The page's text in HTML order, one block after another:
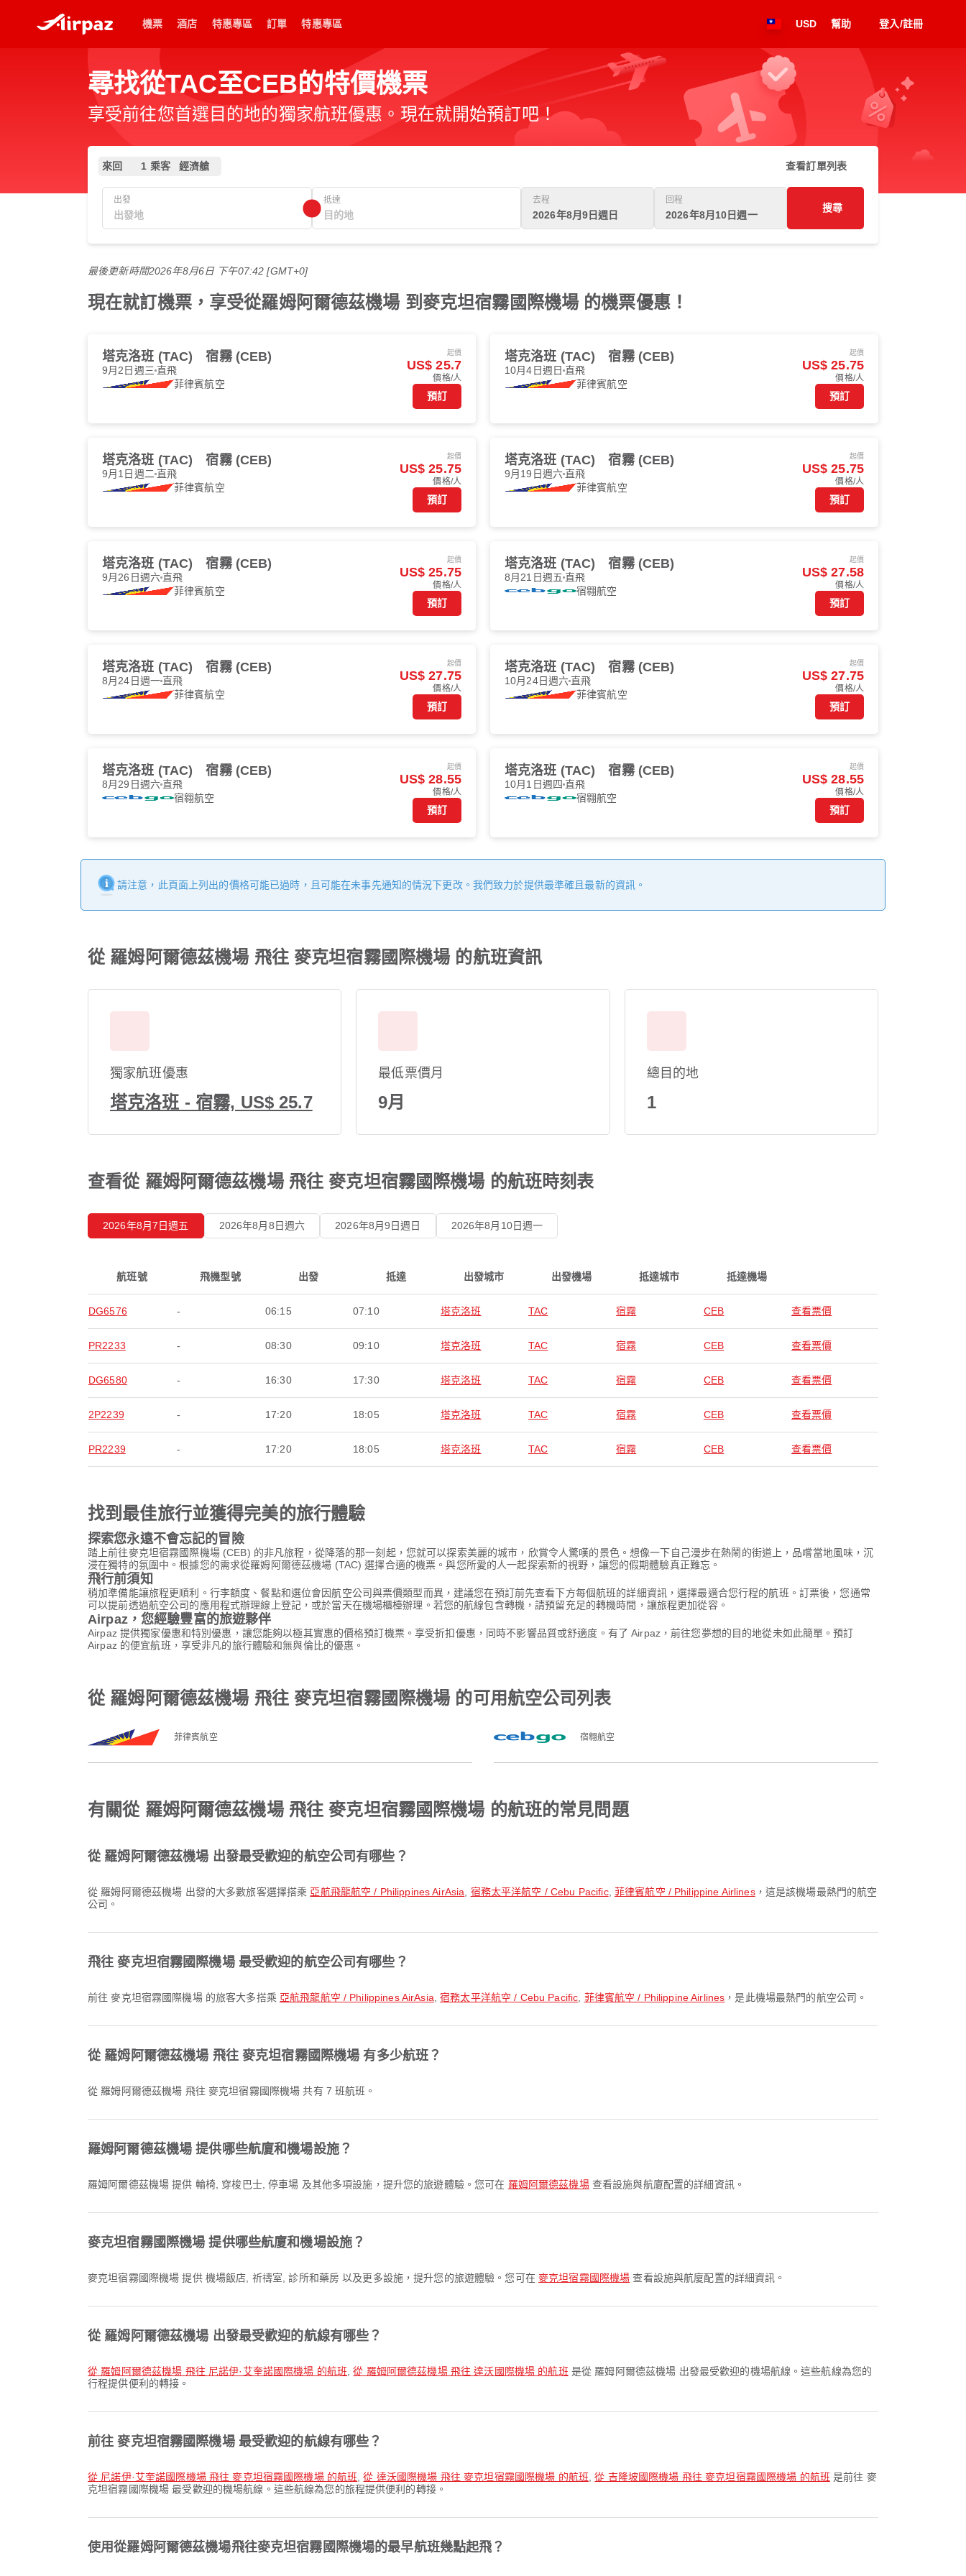
機票 酒店 特惠專區 訂單 特惠專區 USD 幫助 登入/註冊
尋找從TAC至CEB的特價機票
享受前往您首選目的地的獨家航班優惠。現在就開始預訂吧！
來回 1 乘客 經濟艙 查看訂單列表
出發 抵達 去程
2026年8月9日週日
回程
2026年8月10日週一
搜尋
最後更新時間2026年8月6日 下午07:42 [GMT+0]
現在就訂機票，享受從羅姆阿爾德茲機場 到麥克坦宿霧國際機場 的機票優惠！
塔克洛班 (TAC) 宿霧 (CEB)
9月2日週三 直飛
菲律賓航空
起價
US$ 25.7
價格/人
預訂
塔克洛班 (TAC) 宿霧 (CEB)
10月4日週日 直飛
菲律賓航空
起價
US$ 25.75
價格/人
預訂
塔克洛班 (TAC) 宿霧 (CEB)
9月1日週二 直飛
菲律賓航空
起價
US$ 25.75
價格/人
預訂
塔克洛班 (TAC) 宿霧 (CEB)
9月19日週六直飛
菲律賓航空
起價
US$ 25.75
價格/人
預訂
塔克洛班 (TAC) 宿霧 (CEB)
9月26日週六直飛
菲律賓航空
起價
US$ 25.75
價格/人
預訂
塔克洛班 (TAC) 宿霧 (CEB)
8月21日週五 直飛
宿翱航空
起價
US$ 27.58
價格/人
預訂
塔克洛班 (TAC) 宿霧 (CEB)
8月24日週一直飛
菲律賓航空
起價
US$ 27.75
價格/人
預訂
塔克洛班 (TAC) 宿霧 (CEB)
10月24日週六 直飛
菲律賓航空
起價
US$ 27.75
價格/人
預訂
塔克洛班 (TAC) 宿霧 (CEB)
8月29日週六直飛
宿翱航空
起價
US$ 28.55
價格/人
預訂
塔克洛班 (TAC) 宿霧 (CEB)
10月1日週四 直飛
宿翱航空
起價
US$ 28.55
價格/人
預訂
請注意，此頁面上列出的價格可能已過時，且可能在未事先通知的情況下更改。我們致力於提供最準確且最新的資訊。
從 羅姆阿爾德茲機場 飛往 麥克坦宿霧國際機場 的航班資訊
獨家航班優惠
塔克洛班 - 宿霧, US$ 25.7
最低票價月
9月
總目的地
1
查看從 羅姆阿爾德茲機場 飛往 麥克坦宿霧國際機場 的航班時刻表
2026年8月7日週五 2026年8月8日週六 2026年8月9日週日 2026年8月10日週一
航班號 飛機型號 出發 抵達 出發城市 出發機場 抵達城市 抵達機場
DG6576 - 06:15 07:10 塔克洛班 TAC 宿霧 CEB 查看票價
PR2233 - 08:30 09:10 塔克洛班 TAC 宿霧 CEB 查看票價
DG6580 - 16:30 17:30 塔克洛班 TAC 宿霧 CEB 查看票價
2P2239 - 17:20 18:05 塔克洛班 TAC 宿霧 CEB 查看票價
PR2239 - 17:20 18:05 塔克洛班 TAC 宿霧 CEB 查看票價
找到最佳旅行並獲得完美的旅行體驗
探索您永遠不會忘記的冒險
踏上前往麥克坦宿霧國際機場 (CEB) 的非凡旅程，從降落的那一刻起，您就可以探索美麗的城市，欣賞令人驚嘆的景色。想像一下自己漫步在熱鬧的街道上，品嚐當地風味，沉
浸在獨特的氛圍中。根據您的需求從羅姆阿爾德茲機場 (TAC) 選擇合適的機票。與您所愛的人一起探索新的視野，讓您的假期體驗真正難忘。
飛行前須知
稍加準備能讓旅程更順利。行李額度、餐點和選位會因航空公司與票價類型而異，建議您在預訂前先查看下方每個航班的詳細資訊，選擇最適合您行程的航班。訂票後，您通常
可以提前透過航空公司的應用程式辦理線上登記，或於當天在機場櫃檯辦理。若您的航線包含轉機，請預留充足的轉機時間，讓旅程更加從容。
Airpaz，您經驗豐富的旅遊夥伴
Airpaz 提供獨家優惠和特別優惠，讓您能夠以極其實惠的價格預訂機票。享受折扣優惠，同時不影響品質或舒適度。有了 Airpaz，前往您夢想的目的地從未如此簡單。預訂
Airpaz 的便宜航班，享受非凡的旅行體驗和無與倫比的優惠。
從 羅姆阿爾德茲機場 飛往 麥克坦宿霧國際機場 的可用航空公司列表
菲律賓航空 宿翱航空
有關從 羅姆阿爾德茲機場 飛往 麥克坦宿霧國際機場 的航班的常見問題
從 羅姆阿爾德茲機場 出發最受歡迎的航空公司有哪些？
從 羅姆阿爾德茲機場 出發的大多數旅客選擇搭乘 亞航飛龍航空 / Philippines AirAsia 宿務太平洋航空 / Cebu Pacific, 菲律賓航空 / Philippine Airlines，這是該機場最熱門的航空
公司。
飛往 麥克坦宿霧國際機場 最受歡迎的航空公司有哪些？
前往 麥克坦宿霧國際機場 的旅客大多搭乘 亞航飛龍航空 / Philippines AirAsia ,宿務太平洋航空 / Cebu Pacific 菲律賓航空 / Philippine Airlines ，是此機場最熱門的航空公司。
從 羅姆阿爾德茲機場 飛往 麥克坦宿霧國際機場 有多少航班？
從 羅姆阿爾德茲機場 飛往 麥克坦宿霧國際機場 共有 7 班航班。
羅姆阿爾德茲機場 提供哪些航廈和機場設施？
羅姆阿爾德茲機場 提供 輪椅, 穿梭巴士, 停車場 及其他多項設施，提升您的旅遊體驗。您可在 羅姆阿爾德茲機場查看設施與航廈配置的詳細資訊。
麥克坦宿霧國際機場 提供哪些航廈和機場設施？
麥克坦宿霧國際機場 提供 機場飯店, 祈禱室, 診所和藥房 以及更多設施，提升您的旅遊體驗。您可在麥克坦宿霧國際機場 查看設施與航廈配置的詳細資訊。
從 羅姆阿爾德茲機場 出發最受歡迎的航線有哪些？
從 羅姆阿爾德茲機場 飛往 尼諾伊·艾奎諾國際機場 的航班 ,從 羅姆阿爾德茲機場 飛往 達沃國際機場 的航班 是從 羅姆阿爾德茲機場 出發最受歡迎的機場航線。這些航線為您的
行程提供便利的轉接。
前往 麥克坦宿霧國際機場 最受歡迎的航線有哪些？
從 尼諾伊·艾奎諾國際機場 飛往 麥克坦宿霧國際機場 的航班 ,從 達沃國際機場 飛往 麥克坦宿霧國際機場 的航班 ,從 吉隆坡國際機場 飛往 麥克坦宿霧國際機場 的航班 是前往 麥
克坦宿霧國際機場 最受歡迎的機場航線。這些航線為您的旅程提供便利的轉接。
使用從羅姆阿爾德茲機場飛往麥克坦宿霧國際機場的最早航班幾點起飛？